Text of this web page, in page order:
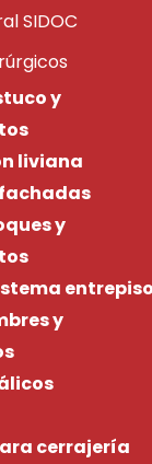
SIDOC
y
liviana
y
y
cerrajería